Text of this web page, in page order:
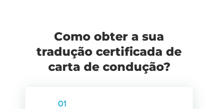
Como obter a sua
tradução certificada de
carta de condução?
01